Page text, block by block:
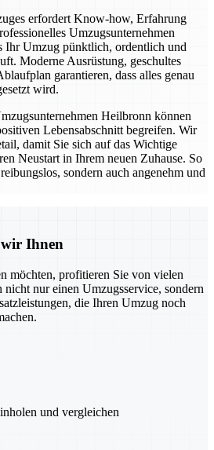
erfordert Know-how, Erfahrung
Umzugsunternehmen
Ihr Umzug pünktlich, ordentlich und
Moderne Ausrüstung, geschultes
garantieren, dass alles genau
wird.
Heilbronn können
Lebensabschnitt begreifen. Wir
damit Sie sich auf das Wichtige
Neustart in Ihrem neuen Zuhause. So
sondern auch angenehm und
wir Ihnen
möchten, profitieren Sie von vielen
nur einen Umzugsservice, sondern
die Ihren Umzug noch
und vergleichen